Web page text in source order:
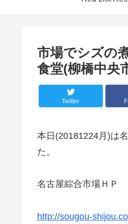
市場でシズの
食堂(柳橋中央
Twitter
本日(20181224月)は
た。
名古屋綜合市場ＨＰ
http://sougou-